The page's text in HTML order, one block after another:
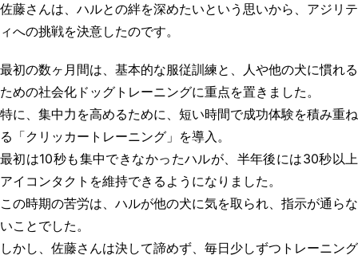
佐藤さんは、ハルとの絆を深めたいという思いから、アジリテ
ィへの挑戦を決意したのです。
最初の数ヶ月間は、基本的な服従訓練と、人や他の犬に慣れる
ための社会化 ドッグトレーニングに重点を置きました。
特に、集中力を高めるために、短い時間で成功体験を積み重ね
る「クリッカートレーニング」を導入。
最初は10秒も集中できなかったハルが、半年後には30秒以上
アイコンタクトを維持できるようになりました。
この時期の苦労は、ハルが他の犬に気を取られ、指示が通らな
いことでした。
しかし、佐藤さんは決して諦めず、毎日少しずつトレーニング